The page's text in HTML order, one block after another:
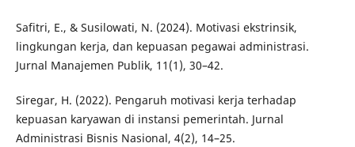
Safitri, E., & Susilowati, N. (2024). Motivasi ekstrinsik,
lingkungan kerja, dan kepuasan pegawai administrasi.
Jurnal Manajemen Publik, 11(1), 30–42.
Siregar, H. (2022). Pengaruh motivasi kerja terhadap
kepuasan karyawan di instansi pemerintah. Jurnal
Administrasi Bisnis Nasional, 4(2), 14–25.